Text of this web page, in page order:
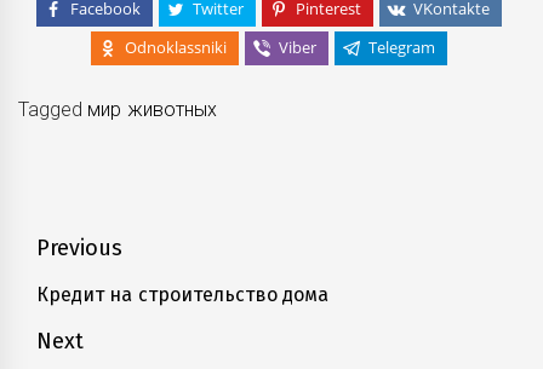
Facebook Twitter Pinterest
VKontakte
Odnoklassniki
Viber Telegram
Tagged мир животных
Навигация
по
записям
Previous
Previous
Кредит на строительство дома
Next